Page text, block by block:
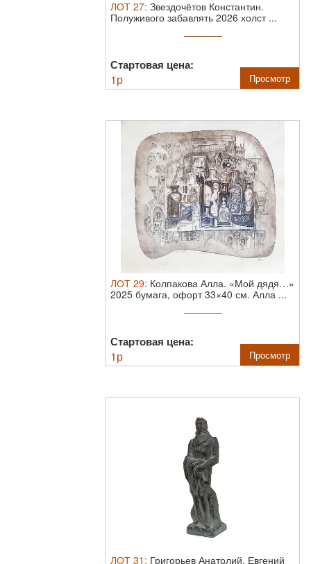
ЛОТ 27: Звездочётов Константин.
Полуживого забавлять 2026 холст ...
Стартовая цена:
1р Просмотр
ЛОТ 29: Колпакова Алла. «Мой дядя…»
2025 бумага, офорт 33×40 см. Алла ...
Стартовая цена:
1р Просмотр
ЛОТ 31 : Григорьев Анатолий. Евгений